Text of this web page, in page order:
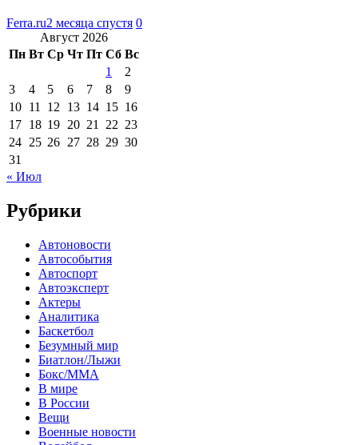
Ferra.ru2 месяца спустя 0
Август 2026
Пн Вт Ср Чт Пт Сб Вс
1
2
3
4 5 6 7 8
9
10 11 12 13 14 15 16
17 18 19 20 21 22 23
24 25 26 27 28 29 30
31
« Июл
Рубрики
Автоновости
Автособытия
Автоспорт
Автоэксперт
Актеры
Аналитика
Баскетбол
Безумный мир
Биатлон/Лыжи
Бокс/MMA
В мире
В России
Вещи
Военные новости